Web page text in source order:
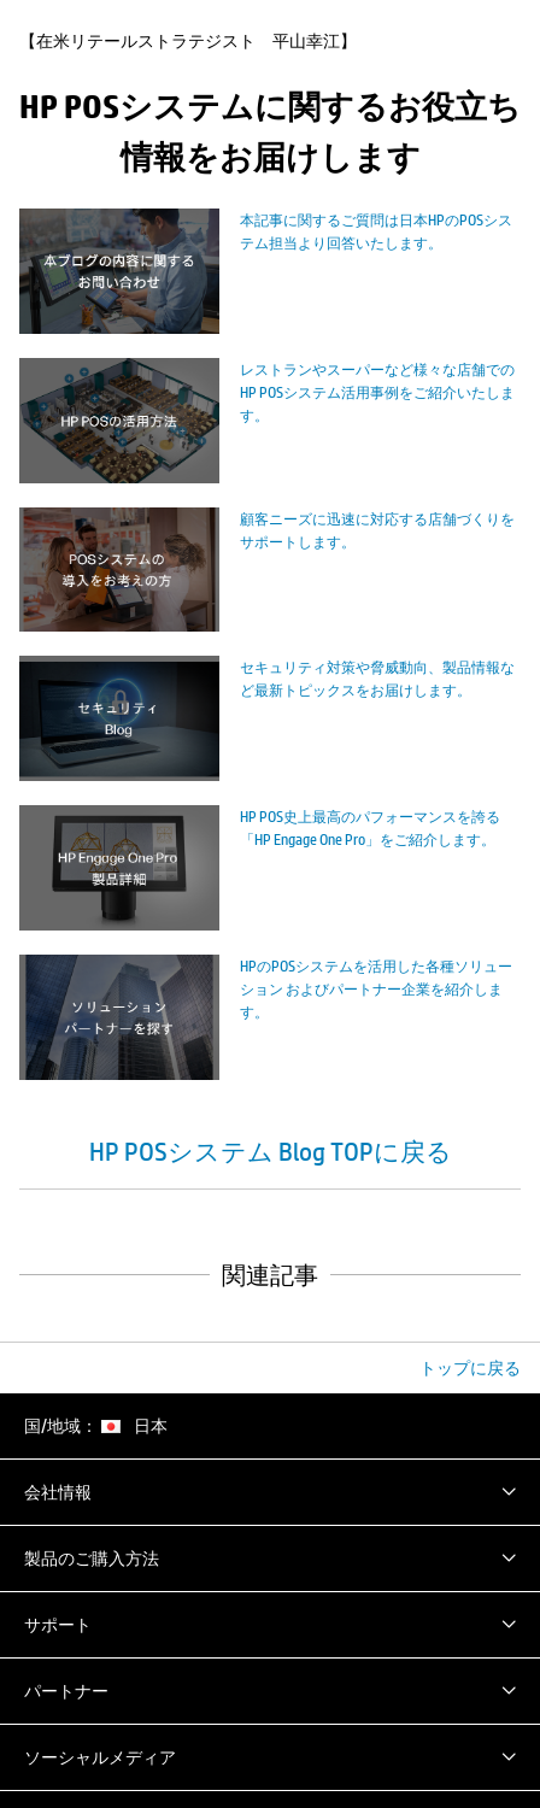
【在米リテールストラテジスト 平山幸江】
HP POSシステムに関するお役立ち
情報をお届けします
本記事に関するご質問は日本HPのPOSシス
テム担当より回答いたします。
レストランやスーパーなど様々な店舗での
HP POSシステム活用事例をご紹介いたしま
す。
顧客ニーズに迅速に対応する店舗づくりを
サポートします。
セキュリティ対策や脅威動向、製品情報な
ど最新トピックスをお届けします。
HP POS史上最高のパフォーマンスを誇る
「HP Engage One Pro」をご紹介します。
HPのPOSシステムを活用した各種ソリュー
ション およびパートナー企業を紹介しま
す。
HP POSシステム Blog TOPに戻る
関連記事
トップに戻る
国/地域： 日本
会社情報
製品のご購入方法
サポート
パートナー
ソーシャルメディア